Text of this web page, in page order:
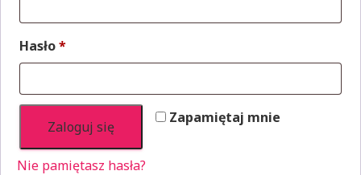
Hasło*Wymagane
Zapamiętaj mnie
Zaloguj się
Nie pamiętasz hasła?